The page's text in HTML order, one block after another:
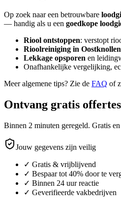
Op zoek naar een betrouwbare
— handig als u een goedkope
Riool ontstoppen: verstopt
Rioolreiniging in
Lekkage opsporen en
Onafhankelijke vergelijking,
Meer algemene tips? Zie de FAQ of
Ontvang gratis
Binnen 2 minuten geregeld. Gratis
Jouw gegevens zijn veilig
✓ Gratis & vrijblijvend
✓ Bespaar tot 40% door te
✓ Binnen 24 uur reactie
✓ Geverifieerde vakbedrijven